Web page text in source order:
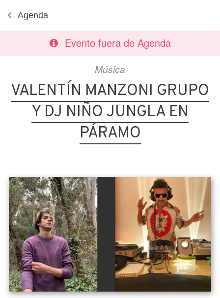
Agenda
Evento fuera de Agenda
Música
VALENTÍN MANZONI GRUPO
Y DJ NIÑO JUNGLA EN
PÁRAMO